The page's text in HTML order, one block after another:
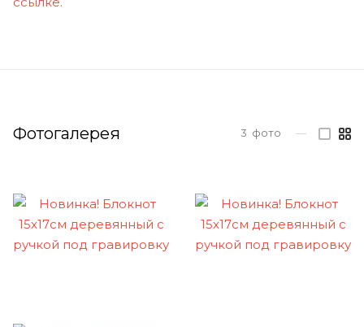
Фотогалерея 3 фото —